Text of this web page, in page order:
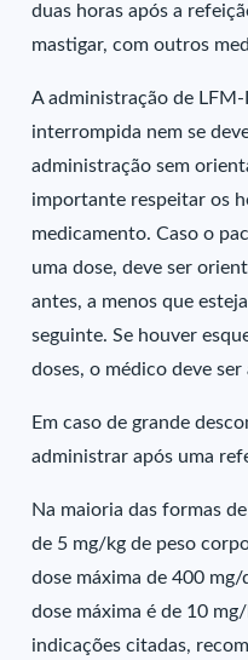
duas horas após a
mastigar, com outros
A administração de
interrompida nem se
administração sem
importante respeitar os
medicamento. Caso o
uma dose, deve ser
antes, a menos que
seguinte. Se houver
doses, o médico deve ser
Em caso de grande
administrar após uma
Na maioria das formas
de 5 mg/kg de peso
dose máxima de 400
dose máxima é de 10
indicações citadas,